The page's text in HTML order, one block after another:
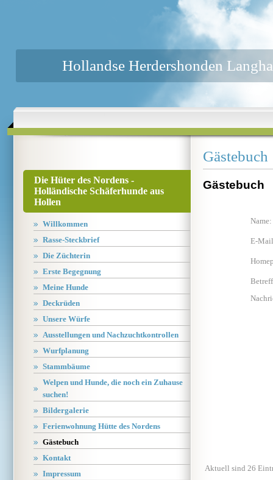
Hollandse Herdershonden
Die Hüter des Nordens -
Holländische Schäferhunde aus
Hollen
Willkommen
Rasse-Steckbrief
Die Züchterin
Erste Begegnung
Meine Hunde
Deckrüden
Unsere Würfe
Ausstellungen und Nachzuchtkontrollen
Wurfplanung
Stammbäume
Welpen und Hunde, die noch ein Zuhause
suchen!
Bildergalerie
Ferienwohnung Hütte des Nordens
Gästebuch
Kontakt
Impressum
Gästebuch
Gästebuch
Name:
E-
Aktuell sind 26